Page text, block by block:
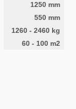
1250 mm
550 mm
1260 - 2460 kg
60 - 100 m2